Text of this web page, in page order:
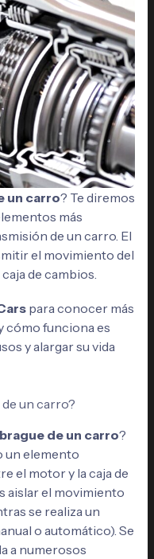
un carro? Te diremos
más
de un carro. El
el movimiento del
de cambios.
para conocer más
cómo funciona es
y alargar su vida
un carro?
de un carro?
un elemento
el motor y la caja de
aislar el movimiento
se realiza un
o automático). Se
a numerosos